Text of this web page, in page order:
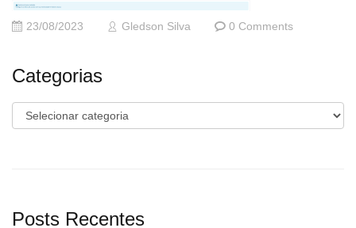
23/08/2023 Gledson Silva 0 Comments
Categorias
Categorias
Posts Recentes